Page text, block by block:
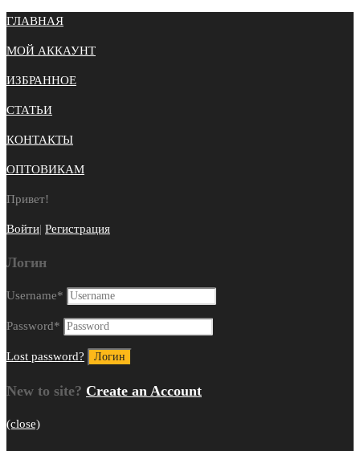
ГЛАВНАЯ
МОЙ АККАУНТ
ИЗБРАННОЕ
СТАТЬИ
КОНТАКТЫ
ОПТОВИКАМ
Привет!
Войти| Регистрация
Логин
Username*
Password*
Lost password?
New to site? Create an Account
(close)